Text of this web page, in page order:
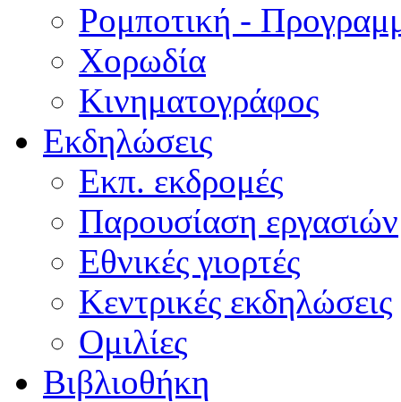
Ρομποτική -
Χορωδία
Κινηματογράφος
Εκδηλώσεις
Εκπ. εκδρομές
Παρουσίαση εργασιών
Εθνικές γιορτές
Κεντρικές εκδηλώσεις
Ομιλίες
Βιβλιοθήκη